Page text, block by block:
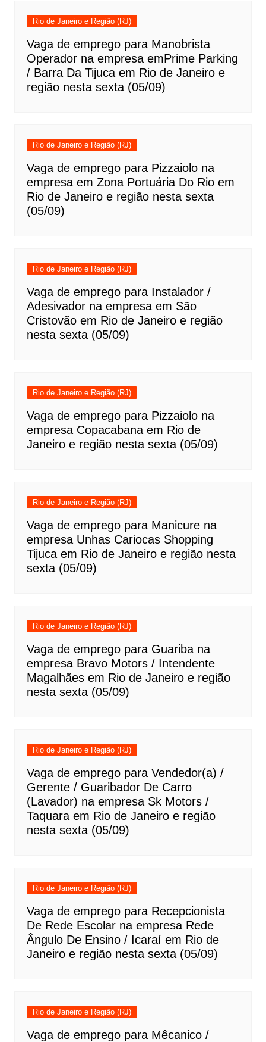
Rio de Janeiro e Região (RJ)
Vaga de emprego para Manobrista
Operador na empresa emPrime Parking
/ Barra Da Tijuca em Rio de Janeiro e
região nesta sexta (05/09)
Rio de Janeiro e Região (RJ)
Vaga de emprego para Pizzaiolo na
empresa em Zona Portuária Do Rio em
Rio de Janeiro e região nesta sexta
(05/09)
Rio de Janeiro e Região (RJ)
Vaga de emprego para Instalador /
Adesivador na empresa em São
Cristovão em Rio de Janeiro e região
nesta sexta (05/09)
Rio de Janeiro e Região (RJ)
Vaga de emprego para Pizzaiolo na
empresa Copacabana em Rio de
Janeiro e região nesta sexta (05/09)
Rio de Janeiro e Região (RJ)
Vaga de emprego para Manicure na
empresa Unhas Cariocas Shopping
Tijuca em Rio de Janeiro e região nesta
sexta (05/09)
Rio de Janeiro e Região (RJ)
Vaga de emprego para Guariba na
empresa Bravo Motors / Intendente
Magalhães em Rio de Janeiro e região
nesta sexta (05/09)
Rio de Janeiro e Região (RJ)
Vaga de emprego para Vendedor(a) /
Gerente / Guaribador De Carro
(Lavador) na empresa Sk Motors /
Taquara em Rio de Janeiro e região
nesta sexta (05/09)
Rio de Janeiro e Região (RJ)
Vaga de emprego para Recepcionista
De Rede Escolar na empresa Rede
Ângulo De Ensino / Icaraí em Rio de
Janeiro e região nesta sexta (05/09)
Rio de Janeiro e Região (RJ)
Vaga de emprego para Mêcanico /